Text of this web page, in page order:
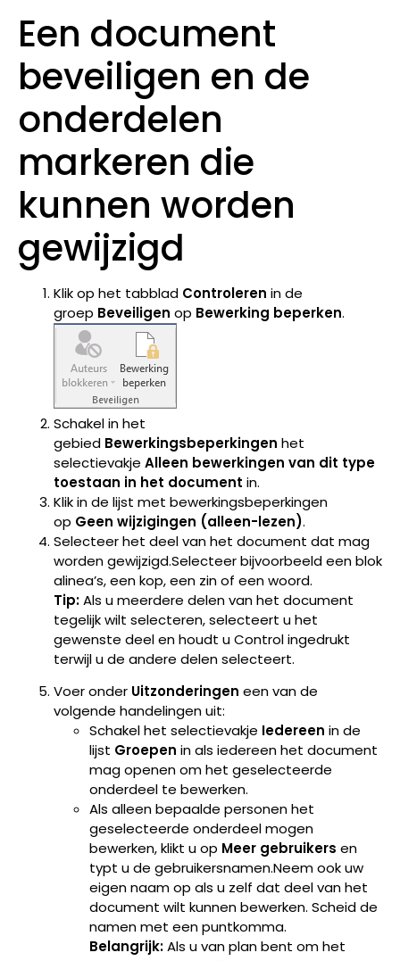
Een document
beveiligen en de
onderdelen
markeren die
kunnen worden
gewijzigd
Klik op het tabblad Controleren in de
groep Beveiligen op Bewerking beperken.
Schakel in het
gebied Bewerkingsbeperkingen het
selectievakje Alleen bewerkingen van dit type
toestaan in het document in.
Klik in de lijst met bewerkingsbeperkingen
op Geen wijzigingen (alleen-lezen).
Selecteer het deel van het document dat mag
worden gewijzigd.Selecteer bijvoorbeeld een blok
alinea’s, een kop, een zin of een woord.
Tip:Als u meerdere delen van het document
tegelijk wilt selecteren, selecteert u het
gewenste deel en houdt u Control ingedrukt
terwijl u de andere delen selecteert.
Voer onder Uitzonderingen een van de
volgende handelingen uit:
Schakel het selectievakje Iedereen in de
lijst Groepen in als iedereen het document
mag openen om het geselecteerde
onderdeel te bewerken.
Als alleen bepaalde personen het
geselecteerde onderdeel mogen
bewerken, klikt u op Meer gebruikers en
typt u de gebruikersnamen.Neem ook uw
eigen naam op als u zelf dat deel van het
document wilt kunnen bewerken. Scheid de
namen met een puntkomma.
Belangrijk:Als u van plan bent om het